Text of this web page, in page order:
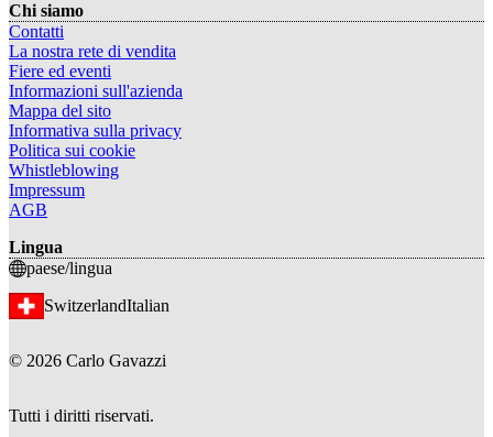
Chi siamo
Contatti
La nostra rete di vendita
Fiere ed eventi
Informazioni sull'azienda
Mappa del sito
Informativa sulla privacy
Politica sui cookie
Whistleblowing
Impressum
AGB
Lingua
paese/lingua
SwitzerlandItalian
© 2026 Carlo Gavazzi
Tutti i diritti riservati.